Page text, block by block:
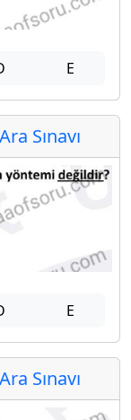
E
Sınavı
E
Sınavı